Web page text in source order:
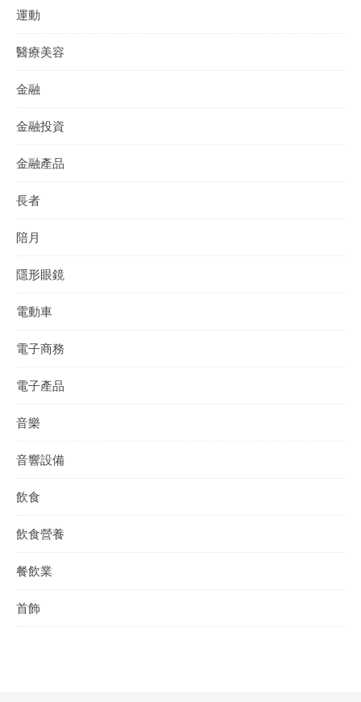
運動
醫療美容
金融
金融投資
金融產品
長者
陪月
隱形眼鏡
電動車
電子商務
電子產品
音樂
音響設備
飲食
飲食營養
餐飲業
首飾